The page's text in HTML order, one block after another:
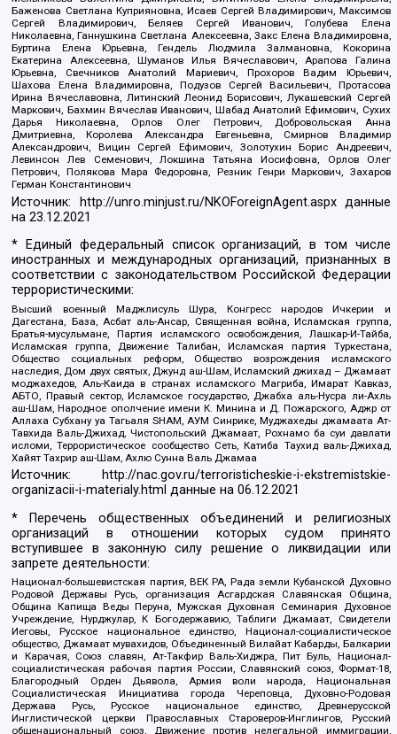
Баженова Светлана Куприяновна, Исаев Сергей Владимирович, Максимов
Сергей Владимирович, Беляев Сергей Иванович, Голубева Елена
Николаевна, Ганнушкина Светлана Алексеевна, Закс Елена Владимировна,
Буртина Елена Юрьевна, Гендель Людмила Залмановна, Кокорина
Екатерина Алексеевна, Шуманов Илья Вячеславович, Арапова Галина
Юрьевна, Свечников Анатолий Мариевич, Прохоров Вадим Юрьевич,
Шахова Елена Владимировна, Подузов Сергей Васильевич, Протасова
Ирина Вячеславовна, Литинский Леонид Борисович, Лукашевский Сергей
Маркович, Бахмин Вячеслав Иванович, Шабад Анатолий Ефимович, Сухих
Дарья Николаевна, Орлов Олег Петрович, Добровольская Анна
Дмитриевна, Королева Александра Евгеньевна, Смирнов Владимир
Александрович, Вицин Сергей Ефимович, Золотухин Борис Андреевич,
Левинсон Лев Семенович, Локшина Татьяна Иосифовна, Орлов Олег
Петрович, Полякова Мара Федоровна, Резник Генри Маркович, Захаров
Герман Константинович
Источник: http://unro.minjust.ru/NKOForeignAgent.aspxданные
на23.12.2021
* Единый федеральный список организаций, в том числе
иностранных и международных организаций, признанных в
соответствии с законодательством Российской Федерации
террористическими:
Высший военный Маджлисуль Шура, Конгресс народов Ичкерии и
Дагестана, База, Асбат аль-Ансар, Священная война, Исламская группа,
Братья-мусульмане, Партия исламского освобождения, Лашкар-И-Тайба,
Исламская группа, Движение Талибан, Исламская партия Туркестана,
Общество социальных реформ, Общество возрождения исламского
наследия, Дом двух святых, Джунд аш-Шам, Исламский джихад – Джамаат
моджахедов, Аль-Каида в странах исламского Магриба, Имарат Кавказ,
АБТО, Правый сектор, Исламское государство, Джабха аль-Нусра ли-Ахль
аш-Шам, Народное ополчение имени К. Минина и Д. Пожарского, Аджр от
Аллаха Субхану уа Тагьаля SHAM, АУМ Синрике, Муджахеды джамаата Ат-
Тавхида Валь-Джихад, Чистопольский Джамаат, Рохнамо ба суи давлати
исломи, Террористическое сообщество Сеть, Катиба Таухид валь-Джихад,
Хайят Тахрир аш-Шам, Ахлю Сунна Валь Джамаа
Источник:
http://nac.gov.ru/terroristicheskie-i-ekstremistskie-
organizacii-i-materialy.html данные на06.12.2021
* Перечень общественных объединений и религиозных
организаций в отношении которых судом принято
вступившее в законную силу решение о ликвидации или
запрете деятельности:
Национал-большевистская партия, ВЕК РА, Рада земли Кубанской Духовно
Родовой Державы Русь, организация Асгардская Славянская Община,
Община Капища Веды Перуна, Мужская Духовная Семинария Духовное
Учреждение, Нурджулар, К Богодержавию, Таблиги Джамаат, Свидетели
Иеговы, Русское национальное единство, Национал-социалистическое
общество, Джамаат мувахидов, Объединенный Вилайат Кабарды, Балкарии
и Карачая, Союз славян, Ат-Такфир Валь-Хиджра, Пит Буль, Национал-
социалистическая рабочая партия России, Славянский союз, Формат-18,
Благородный Орден Дьявола, Армия воли народа, Национальная
Социалистическая Инициатива города Череповца, Духовно-Родовая
Держава Русь, Русское национальное единство, Древнерусской
Инглистической церкви Православных Староверов-Инглингов, Русский
общенациональный союз, Движение против нелегальной иммиграции,